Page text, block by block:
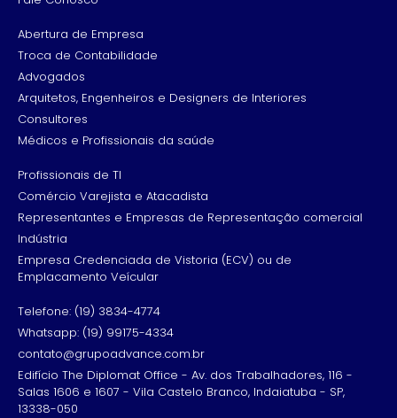
Abertura de Empresa
Troca de Contabilidade
Advogados
Arquitetos, Engenheiros e Designers de Interiores
Consultores
Médicos e Profissionais da saúde
Profissionais de TI
Comércio Varejista e Atacadista
Representantes e Empresas de Representação comercial
Indústria
Empresa Credenciada de Vistoria (ECV) ou de
Emplacamento Veícular
Telefone: (19) 3834-4774
Whatsapp: (19) 99175-4334
contato@grupoadvance.com.br
Edifício The Diplomat Office - Av. dos Trabalhadores, 116 -
Salas 1606 e 1607 - Vila Castelo Branco, Indaiatuba - SP,
13338-050